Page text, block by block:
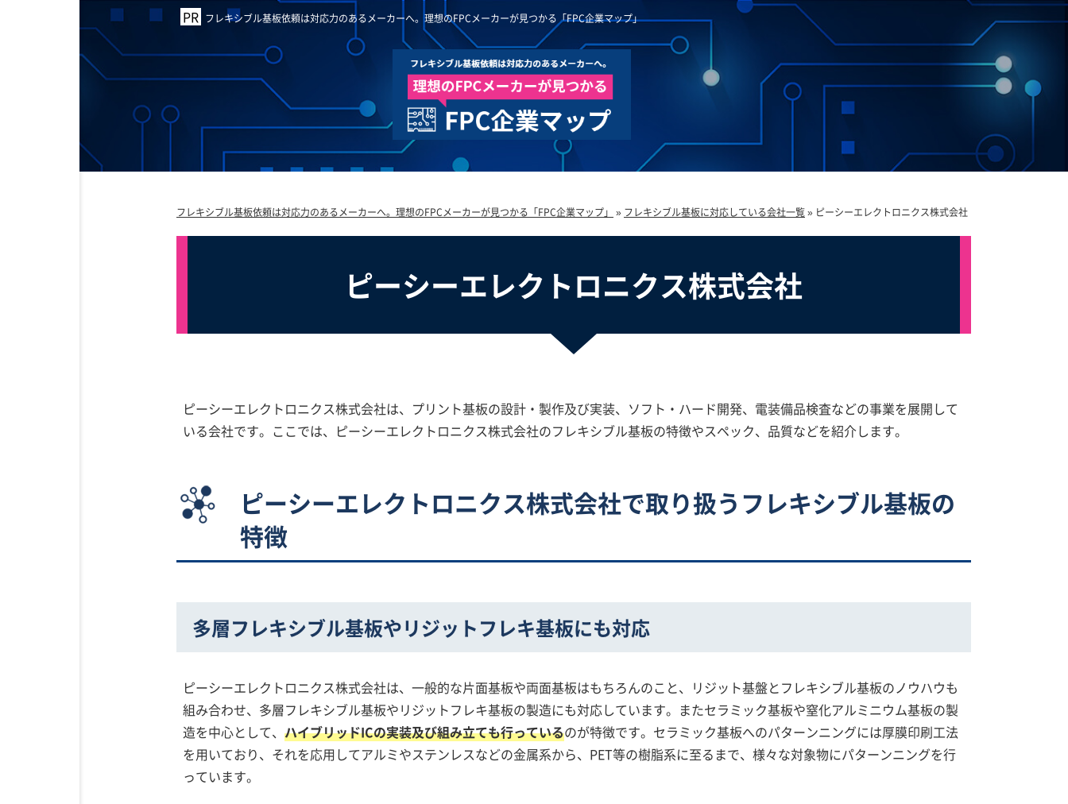
フレキシブル基板依頼は対応力のあるメーカーへ。理想のFPCメーカーが見つかる「FPC企業マップ」
フレキシブル基板依頼は対応力のあるメーカーへ。理想のFPCメーカーが見つかる「FPC企業マップ」 » フレキシブル基板に対応している会社一覧» ピーシーエレクトロニクス株式会社
ピーシーエレクトロニクス株式会社
ピーシーエレクトロニクス株式会社は、プリント基板の設計・製作及び実装、ソフト・ハード開発、電装備品検査などの事業を展開して
いる会社です。ここでは、ピーシーエレクトロニクス株式会社のフレキシブル基板の特徴やスペック、品質などを紹介します。
ピーシーエレクトロニクス株式会社で取り扱うフレキシブル基板の
特徴
多層フレキシブル基板やリジットフレキ基板にも対応
ピーシーエレクトロニクス株式会社は、一般的な片面基板や両面基板はもちろんのこと、リジット基盤とフレキシブル基板のノウハウも
組み合わせ、多層フレキシブル基板やリジットフレキ基板の製造にも対応しています。またセラミック基板や窒化アルミニウム基板の製
造を中心として、 ハイブリッドICの実装及び組み立ても行っているのが特徴です。セラミック基板へのパターンニングには厚膜印刷工法
を用いており、それを応用してアルミやステンレスなどの金属系から、PET等の樹脂系に至るまで、様々な対象物にパターンニングを行
っています。